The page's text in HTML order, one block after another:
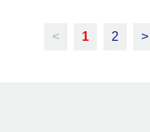
< 1 2 >